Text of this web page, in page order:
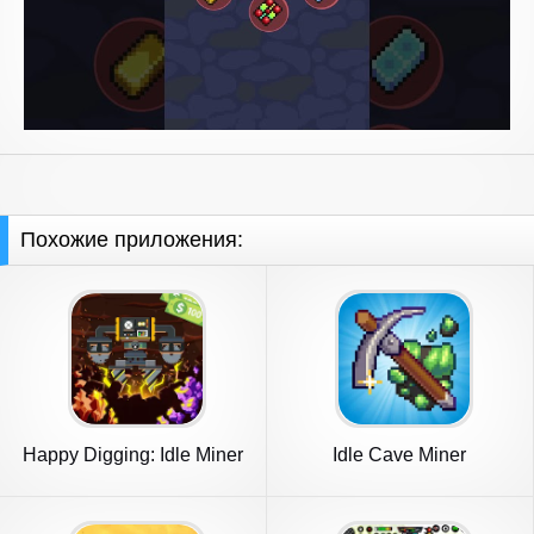
Похожие приложения:
Happy Digging: Idle Miner
Idle Cave Miner